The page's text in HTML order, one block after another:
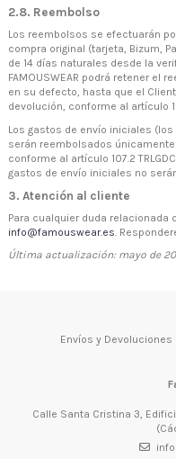
2.8. Reembolso
Los reembolsos se efectuarán
compra original (tarjeta, Bizum,
de 14 días naturales desde la
FAMOUSWEAR podrá retener el
en su defecto, hasta que el
devolución, conforme al artículo
Los gastos de envío iniciales
serán reembolsados
conforme al artículo 107.2
gastos de envío iniciales no
3. Atención al cliente
Para cualquier duda
info@famouswear.es .
Última actualización: mayo de
Envíos y Devoluciones
Calle Santa Cristina 3,